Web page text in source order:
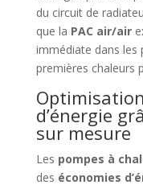
du circuit de
que la PAC air/air
immédiate dans les
premières chaleurs
d’énergie
sur mesure
Les pompes à
des économies